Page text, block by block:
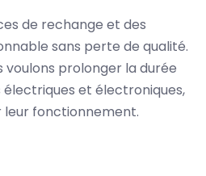
de rechange et des
sans perte de qualité.
voulons prolonger la durée
électriques et électroniques,
fonctionnement.